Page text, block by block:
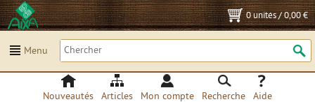
0 unités/0,00 €
Menu
Nouveautés Articles Mon compte Recherche Aide